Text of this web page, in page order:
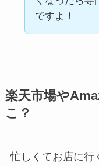
ですよ！
楽天市場や
こ？
忙しくてお店に行